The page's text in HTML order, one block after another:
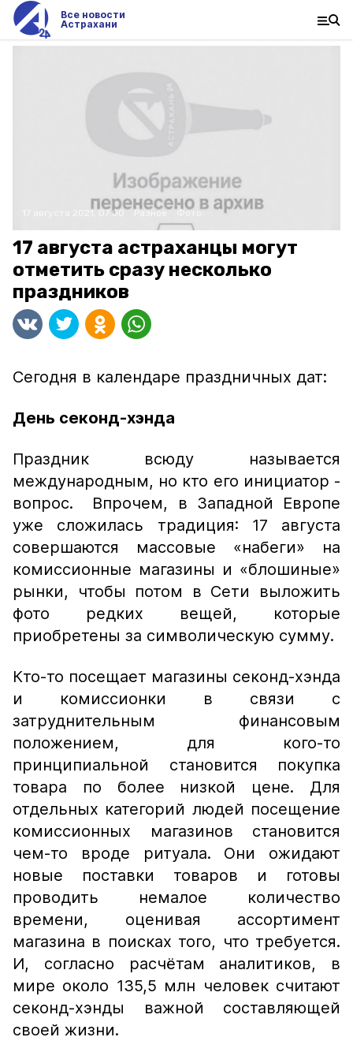
Все новости
Астрахани
17 августа 2021, 07:00 Разное Фото:
17 августа астраханцы могут
отметить сразу несколько
праздников
Сегодня в календаре праздничных дат:
День секонд-хэнда
Праздник всюду называется
международным, но кто его инициатор -
вопрос. Впрочем, в Западной Европе
уже сложилась традиция: 17 августа
совершаются массовые «набеги» на
комиссионные магазины и «блошиные»
рынки, чтобы потом в Сети выложить
фото редких вещей, которые
приобретены за символическую сумму.
Кто-то посещает магазины секонд-хэнда
и комиссионки в связи с
затруднительным финансовым
положением, для кого-то
принципиальной становится покупка
товара по более низкой цене. Для
отдельных категорий людей посещение
комиссионных магазинов становится
чем-то вроде ритуала. Они ожидают
новые поставки товаров и готовы
проводить немалое количество
времени, оценивая ассортимент
магазина в поисках того, что требуется.
И, согласно расчётам аналитиков, в
мире около 135,5 млн человек считают
секонд-хэнды важной составляющей
своей жизни.